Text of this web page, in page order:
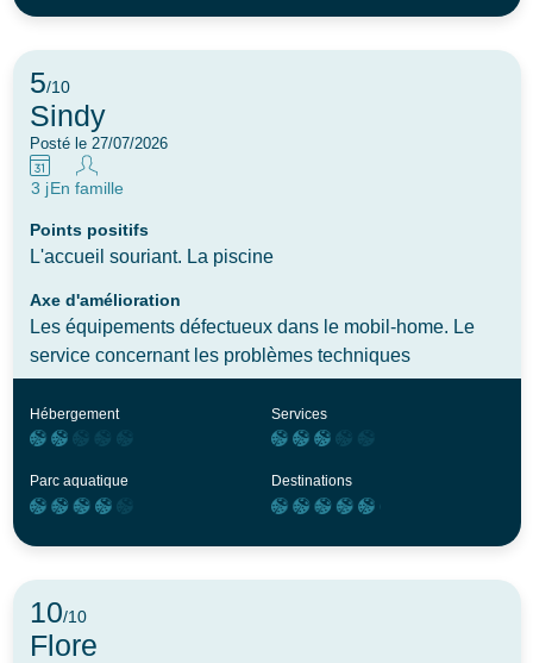
5/10
Sindy
Posté le 27/07/2026
3 jEn famille
Points positifs
L'accueil souriant. La piscine
Axe d'amélioration
Les équipements défectueux dans le mobil-home. Le
service concernant les problèmes techniques
Hébergement Services
Parc aquatique Destinations
10/10
Flore